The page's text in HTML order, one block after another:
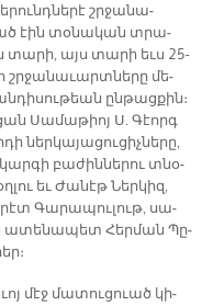
շրջա­նա­
էին տօ­նա­կան տրա­
տա­րի, այս տա­րի եւս 25-
շրջա­նա­ւարտ­նե­րը մե­
ըն­թաց­քին։
Սա­մա­թիոյ Ս. Գէորգ
ներ­կա­յա­ցու­ցիչ­նե­րը,
բա­ժին­նե­րու տնօ­
եւ Ժա­նէթ Ներ­կիզ,
Գա­րա­պու­լութ, սա­
ա­տե­նա­պետ Հեր­ման Պը­
մէջ մա­տու­ցուած կի­